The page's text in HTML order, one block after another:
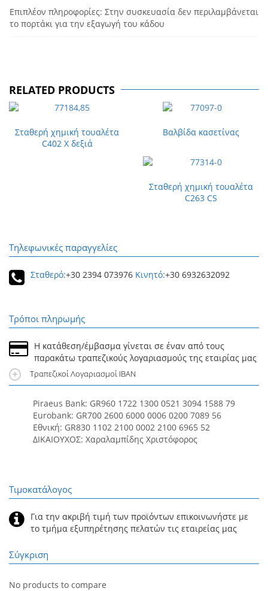
Επιπλέον πληροφορίες: Στην συσκευασία δεν περιλαμβάνεται
το πορτάκι για την εξαγωγή του κάδου
RELATED PRODUCTS
Βαλβίδα κασετίνας
Σταθερή χημική τουαλέτα
C402 X δεξιά
Σταθερή χημική τουαλέτα
C263 CS
Τηλεφωνικές παραγγελίες
Σταθερό:+30 2394 073976 Κινητό:+30 6932632092
Τρόποι πληρωμής
Η κατάθεση/έμβασμα γίνεται σε έναν από τους
παρακάτω τραπεζικούς λογαριασμούς της εταιρίας μας
Τραπεζικοί Λογαριασμοί IBAN
Piraeus Bank: GR960 1722 1300 0521 3094 1588 79
Eurobank: GR700 2600 6000 0006 0200 7089 56
Εθνική: GR830 1102 2100 0002 2100 6965 52
ΔΙΚΑΙΟΥΧΟΣ: Χαραλαμπίδης Χριστόφορος
Τιμοκατάλογος
Για την ακριβή τιμή των προϊόντων επικοινωνήστε με
το τμήμα εξυπηρέτησης πελατών τις εταιρείας μας
Σύγκριση
No products to compare